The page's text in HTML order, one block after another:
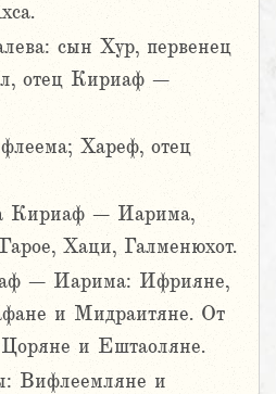
сын Хур, первенец
отец Кириаф –
Хареф, отец
Кириаф – Иарима,
Хаци, Галменюхот.
– Иарима: Ифрияне,
и Мидраитяне. От
и Ештаоляне.
Вифлеемляне и